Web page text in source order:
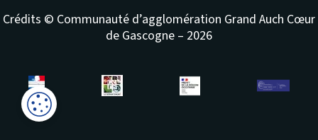
Crédits © Communauté d’agglomération Grand Auch Cœur
de Gascogne – 2026